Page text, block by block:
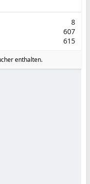
8
607
615
enthalten.